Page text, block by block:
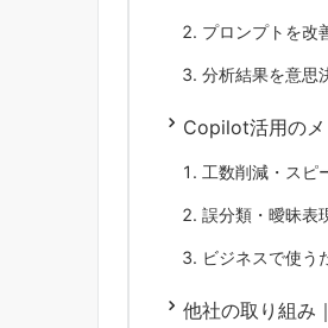
プロンプトを改
分析結果を意思
Copilot活用のメ
工数削減・スピ
誤分類・曖昧表
ビジネスで使う
他社の取り組み